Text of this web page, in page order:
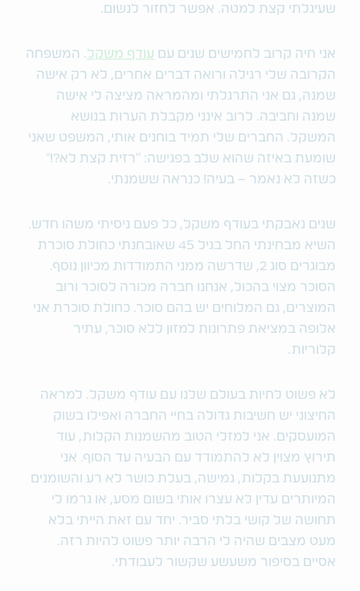
שעיגלתי קצת למטה. אפשר לחזור לנשום.
אני חיה קרוב לחמישים שנים עם עודף משקל. המשפחה
הקרובה שלי רגילה ורואה דברים אחרים, לא רק אישה
שמנה, גם אני התרגלתי ומהמראה מציצה לי אישה
שמנה וחביבה. לרוב אינני מקבלת הערות בנושא
המשקל. החברים שלי תמיד בוחנים אותי, המשפט שאני
שומעת באיזה שהוא שלב בפגישה: "רזית קצת לא?!"
כשזה לא נאמר – בעיה! כנראה ששמנתי.
שנים נאבקתי בעודף משקל, כל פעם ניסיתי משהו חדש.
השיא מבחינתי החל בגיל 45 שאובחנתי כחולת סוכרת
מבוגרים סוג 2, שדרשה ממני התמודדות מכיוון נוסף.
הסוכר מצוי בהכול, אנחנו חברה מכורה לסוכר ורוב
המוצרים, גם המלוחים יש בהם סוכר. כחולת סוכרת אני
אלופה במציאת פתרונות למזון ללא סוכר, עתיר
קלוריות.
לא פשוט לחיות בעולם שלנו עם עודף משקל. למראה
החיצוני יש חשיבות גדולה בחיי החברה ואפילו בשוק
המועסקים. אני למזלי הטוב מהשמנות הקלות, עוד
תירוץ מצוין לא להתמודד עם הבעיה עד הסוף. אני
מתנועעת בקלות, גמישה, בעלת כושר לא רע והשומנים
המיותרים עדין לא עצרו אותי בשום מסע, או גרמו לי
תחושה של קושי בלתי סביר. יחד עם זאת הייתי בלא
מעט מצבים שהיה לי הרבה יותר פשוט להיות רזה.
אסיים בסיפור משעשע שקשור לעבודתי.